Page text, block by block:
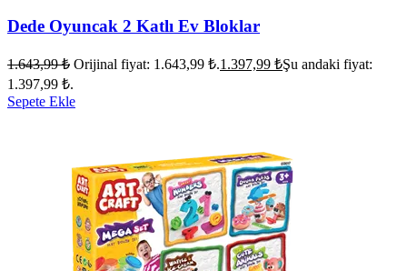
Dede Oyuncak 2 Katlı Ev Bloklar
1.643,99₺ Orijinal fiyat: 1.643,99 ₺.1.397,99 ₺Şu andaki fiyat:
1.397,99 ₺.
Sepete Ekle